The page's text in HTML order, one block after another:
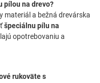
pílou na drevo?
materiál a bežná drevárska
špeciálnu pílu na
opotrebovaniu a
rukoväte s